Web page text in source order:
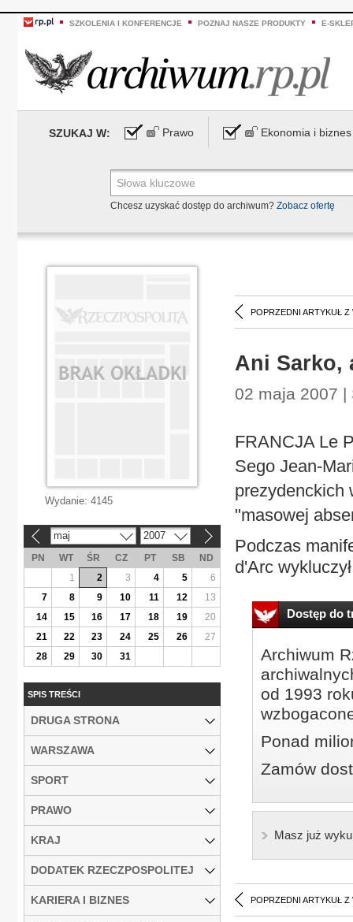
SZKOLENIA I KONFERENCJE POZNAJ NASZE PRODUKTY E-
SZUKAJ W: Prawo Ekonomia i biznes
Chcesz uzyskać dostęp do archiwum? Zobacz ofertę
POPRZEDNI ARTYKUŁ Z
Ani Sarko,
02 maja 2007 |
FRANCJA Le
Sego Jean-
prezydenckich
"masowej
Podczas
d'Arc
Dostęp do
Archiwum
od 1993
Ponad
Zamów
Masz już
POPRZEDNI ARTYKUŁ Z
Wydanie: 4145
maj 2007
PN WT ŚR CZ PT SB
ND
1
2 3 4 5
6
7
8 9 10 11 12
13
14
15 16 17 18 19
20
21
22 23 24 25 26
27
28
29 30 31
SPIS TREŚCI
DRUGA STRONA
WARSZAWA
SPORT
PRAWO
KRAJ
DODATEK RZECZPOSPOLITEJ
KARIERA I BIZNES